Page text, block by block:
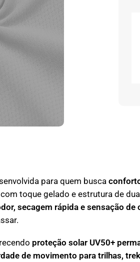
para quem busca
toque gelado e estrutura de
secagem rápida e sensação de
proteção solar UV50+
de movimento para trilhas,